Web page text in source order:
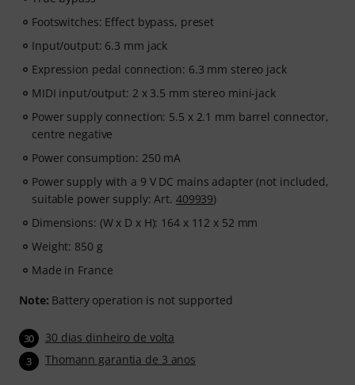
Footswitches: Effect bypass, preset
Input/output: 6.3 mm jack
Expression pedal connection: 6.3 mm stereo jack
MIDI input/output: 2 x 3.5 mm stereo mini-jack
Power supply connection: 5.5 x 2.1 mm barrel connector,
centre negative
Power consumption: 250 mA
Power supply with a 9 V DC mains adapter (not included,
suitable power supply: Art. 409939)
Dimensions: (W x D x H): 164 x 112 x 52 mm
Weight: 850 g
Made in France
Note: Battery operation is not supported
30 30 dias dinheiro de volta
3 Thomann garantia de 3 anos